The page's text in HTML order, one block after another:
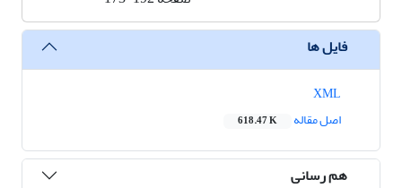
فایل ها
اصل مقاله
618.47 K
هم رسانی